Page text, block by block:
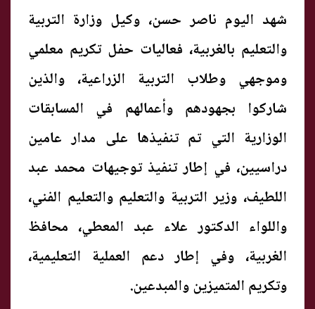
شهد اليوم ناصر حسن، وكيل وزارة التربية
والتعليم بالغربية، فعاليات حفل تكريم معلمي
وموجهي وطلاب التربية الزراعية، والذين
شاركوا بجهودهم وأعمالهم في المسابقات
الوزارية التي تم تنفيذها على مدار عامين
دراسيين، في إطار تنفيذ توجيهات محمد عبد
اللطيف، وزير التربية والتعليم والتعليم الفني،
واللواء الدكتور علاء عبد المعطي، محافظ
الغربية، وفي إطار دعم العملية التعليمية،
وتكريم المتميزين والمبدعين.